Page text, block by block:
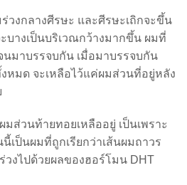
วงกลางศีรษะ และศีรษะเถิกจะขึ้น
บางเป็นบริเวณกว้างมากขึ้น ผมที่
นมาบรรจบกัน เมื่อมาบรรจบกัน
หมด จะเหลือไว้แค่ผมส่วนที่อยู่หลัง
ส่วนท้ายทอยเหลืออยู่ เป็นเพราะ
เป็นผมที่ถูกเรียกว่าเส้นผมถาวร
วงไปด้วยผลของฮอร์โมน DHT